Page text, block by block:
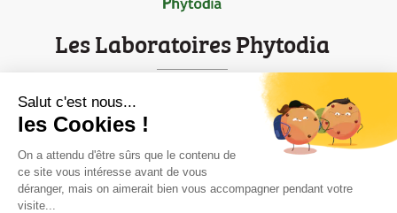
Les Laboratoires Phytodia
Parc d'innovation de Strasbourg
Mentions légales
Contact
Informations
Salut c'est nous...
les Cookies !
On a attendu d'être sûrs que le contenu de
ce site vous intéresse avant de vous
déranger, mais on aimerait bien vous accompagner pendant votre
visite...